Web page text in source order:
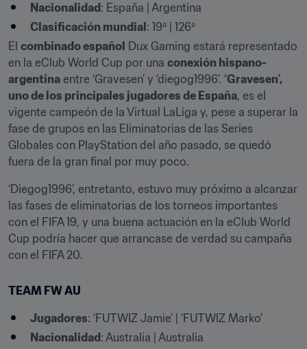
Nacionalidad : España | Argentina
Clasificación mundial : 19º | 126º
El combinado español Dux Gaming estará representado
en la eClub World Cup por una conexión hispano-
argentina entre ‘Gravesen’ y ‘diegog1996’. ‘Gravesen’,
uno de los principales jugadores de España, es el
vigente campeón de la Virtual LaLiga y, pese a superar la
fase de grupos en las Eliminatorias de las Series
Globales con PlayStation del año pasado, se quedó
fuera de la gran final por muy poco.
‘Diegog1996’, entretanto, estuvo muy próximo a alcanzar
las fases de eliminatorias de los torneos importantes
con el FIFA 19, y una buena actuación en la eClub World
Cup podría hacer que arrancase de verdad su campaña
con el FIFA 20.
TEAM FW AU
Jugadores: ‘FUTWIZ Jamie’ | ‘FUTWIZ Marko’
Nacionalidad : Australia | Australia